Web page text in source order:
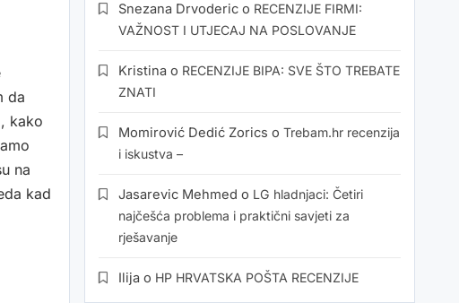
da
kako
na
kad
Snezana Drvoderic o RECENZIJE FIRMI:
VAŽNOST I UTJECAJ NA POSLOVANJE
Kristina o RECENZIJE BIPA: SVE ŠTO TREBATE
ZNATI
Momirović Dedić Zorics o Trebam.hr recenzija
i iskustva –
Jasarevic Mehmed o LG hladnjaci: Četiri
najčešća problema i praktični savjeti za
rješavanje
Ilija o HP HRVATSKA POŠTA RECENZIJE